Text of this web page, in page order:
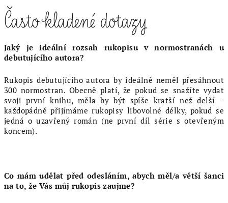
Často kladené dotazy
Jaký je ideální rozsah rukopisu v normostranách u
debutujícího autora?
Rukopis debutujícího autora by ideálně neměl přesáhnout
300 normostran. Obecně platí, že pokud se snažíte vydat
svoji první knihu, měla by být spíše kratší než delší –
každopádně přijímáme rukopisy libovolné délky, pokud se
jedná o uzavřený román (ne první díl série s otevřeným
koncem).
Co mám udělat před odesláním, abych měl/a větší šanci
na to, že Vás můj rukopis zaujme?